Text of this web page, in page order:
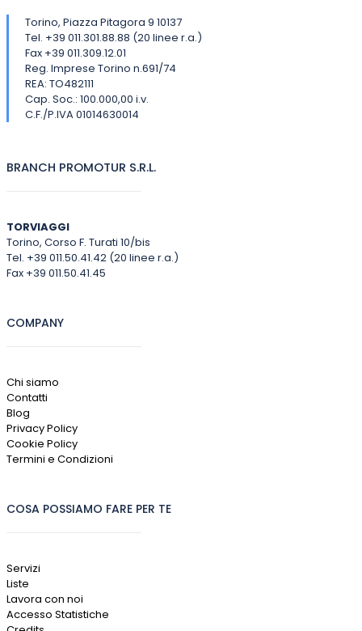
Torino, Piazza Pitagora 9 10137
Tel. +39 011.301.88.88 (20 linee r.a.)
Fax +39 011.309.12.01
Reg. Imprese Torino n.691/74
REA: TO482111
Cap. Soc.: 100.000,00 i.v.
C.F./P.IVA 01014630014
BRANCH PROMOTUR S.R.L.
TORVIAGGI
Torino, Corso F. Turati 10/bis
Tel. +39 011.50.41.42 (20 linee r.a.)
Fax +39 011.50.41.45
COMPANY
Chi siamo
Contatti
Blog
Privacy Policy
Cookie Policy
Termini e Condizioni
COSA POSSIAMO FARE PER TE
Servizi
Liste
Lavora con noi
Accesso Statistiche